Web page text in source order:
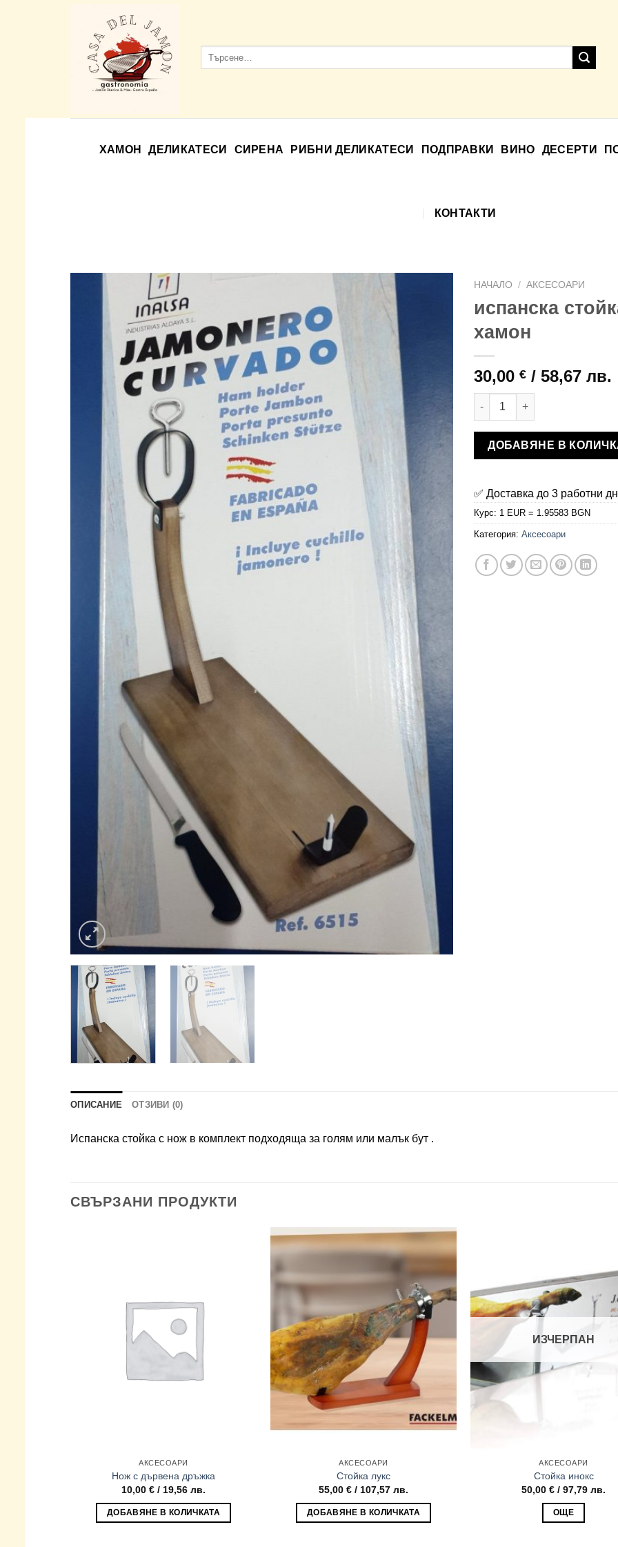
ХАМОН ДЕЛИКАТЕСИ СИРЕНА РИБНИ ДЕЛИКАТЕСИ ПОДПРАВКИ ВИНО ДЕСЕРТИ
КОНТАКТИ
НАЧАЛО / АКСЕСОАРИ
испанска
хамон
30,00 € / 58,67 лв.
количество за испанска
ДОБАВЯНЕ В
✅ Доставка до 3 работни
Курс: 1 EUR = 1.95583 BGN
Категория: Аксесоари
ОПИСАНИЕ ОТЗИВИ (0)
Испанска стойка с нож в комплект подходяща за голям или малък бут .
СВЪРЗАНИ ПРОДУКТИ
АКСЕСОАРИ
Нож с дървена дръжка
10,00 € / 19,56 лв.
ДОБАВЯНЕ В КОЛИЧКАТА
АКСЕСОАРИ
Стойка лукс
55,00 € / 107,57 лв.
ДОБАВЯНЕ В КОЛИЧКАТА
ИЗЧЕРПАН
АКСЕСОАРИ
Стойка инокс
50,00 € / 97,79 лв.
ОЩЕ